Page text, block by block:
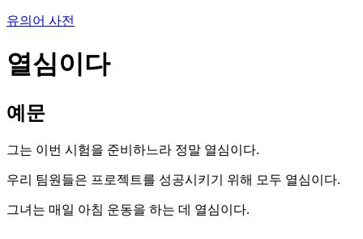
유의어 사전
열심이다
예문
그는 이번 시험을 준비하느라 정말 열심이다.
우리 팀원들은 프로젝트를 성공시키기 위해 모두 열심이다.
그녀는 매일 아침 운동을 하는 데 열심이다.